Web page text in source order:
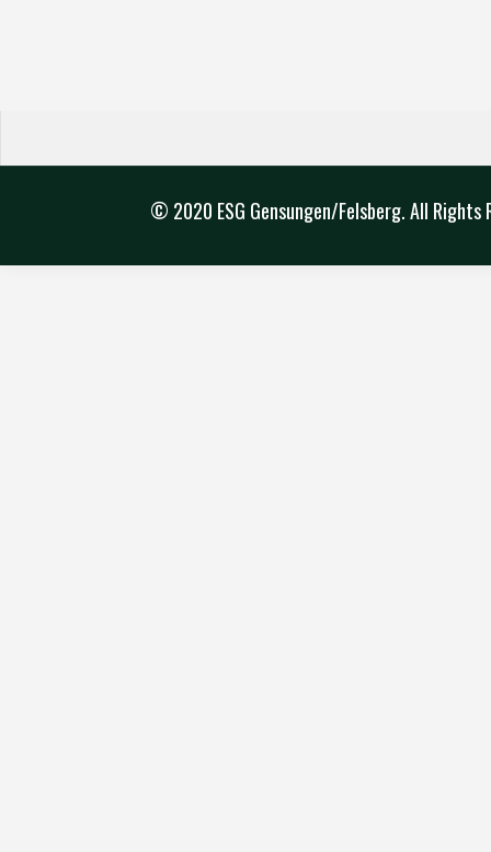
© 2020 ESG Gensungen/Felsberg. All Rights